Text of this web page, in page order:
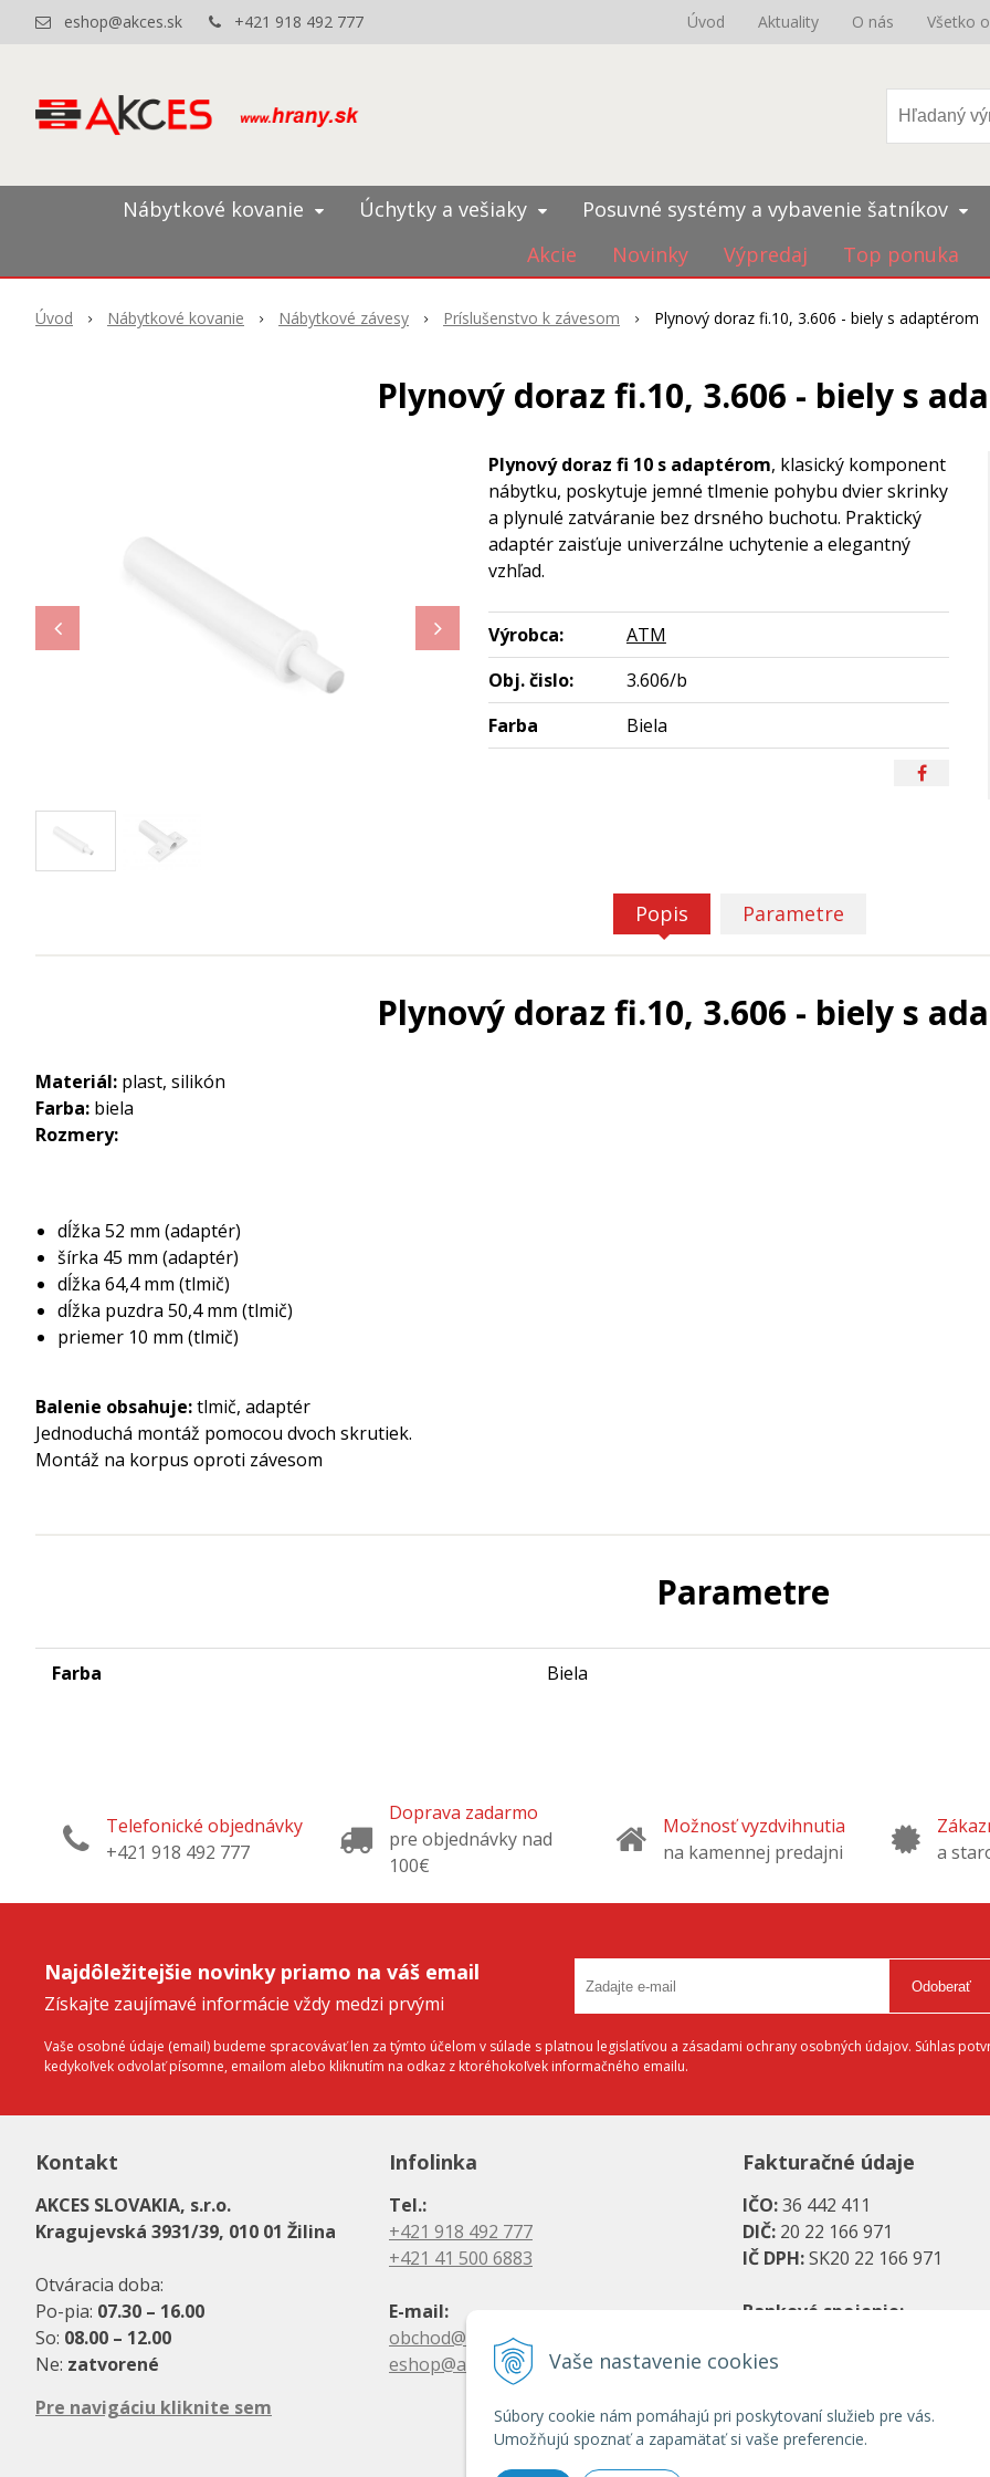
Vaše nastavenie cookies
Súbory cookie nám pomáhajú pri poskytovaní služieb pre vás.
Umožňujú spoznať a zapamätať si vaše preferencie.
eshop@akces.sk +421 918 492 777 Úvod Aktuality O nás Všetko
Nábytkové kovanie Úchytky a vešiaky Posuvné systémy a vybavenie šatníkov
Akcie
Novinky Výpredaj Top ponuka
Úvod Nábytkové kovanie Nábytkové závesy Príslušenstvo k závesom Plynový doraz fi.10, 3.606 - biely s adaptérom
Plynový doraz fi.10, 3.606 - biely s
Plynový doraz fi 10 s adaptérom, klasický komponent
nábytku, poskytuje jemné tlmenie pohybu dvier skrinky
a plynulé zatváranie bez drsného buchotu. Praktický
adaptér zaisťuje univerzálne uchytenie a elegantný
vzhľad.
Výrobca:
ATM
Obj. čislo:
3.606/b
Farba
Biela
Popis Parametre
Plynový doraz fi.10, 3.606 - biely s
Materiál: plast, silikón
Farba: biela
Rozmery:
dĺžka 52 mm (adaptér)
šírka 45 mm (adaptér)
dĺžka 64,4 mm (tlmič)
dĺžka puzdra 50,4 mm (tlmič)
priemer 10 mm (tlmič)
Balenie obsahuje:tlmič, adaptér
Jednoduchá montáž pomocou dvoch skrutiek.
Montáž na korpus oproti závesom
Parametre
Farba Biela
Telefonické objednávky
+421 918 492 777
Doprava zadarmo
pre objednávky nad
100€
Možnosť vyzdvihnutia
na kamennej predajni
a
Najdôležitejšie novinky priamo na váš email
Získajte zaujímavé informácie vždy medzi prvými
Odoberať
Vaše osobné údaje (email) budeme spracovávať len za týmto účelom v súlade s platnou legislatívou a zásadami ochrany osobných údajov. Súhlas
kedykoľvek odvolať písomne, emailom alebo kliknutím na odkaz z ktoréhokoľvek informačného emailu.
Kontakt
AKCES SLOVAKIA, s.r.o.
Kragujevská 3931/39, 010 01 Žilina
Otváracia doba:
Po-pia: 07.30 – 16.00
So: 08.00 – 12.00
Ne: zatvorené
Pre navigáciu kliknite sem
Infolinka
Tel.:
+421 918 492 777
+421 41 500 6883
E-mail:
obchod@akces.sk
eshop@akces.sk
Fakturačné údaje
IČO:36 442 411
DIČ: 20 22 166 971
IČ DPH:SK20 22 166 971
Bankové spojenie:
UniCredit Bank, a. s.
SK31 1100 0000 0029 2786
Tatra banka, a. s.